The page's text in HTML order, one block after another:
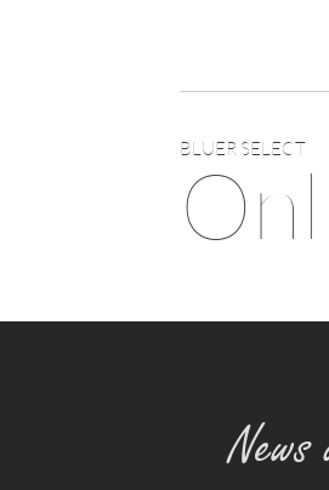
BLUER SELECT
News